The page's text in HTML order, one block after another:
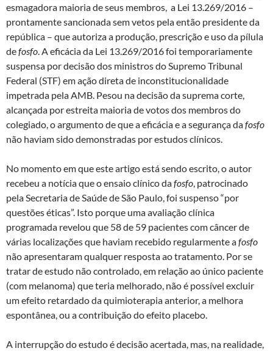
esmagadora maioria de seus membros, a Lei 13.269/2016 –
prontamente sancionada sem vetos pela então presidente da
república – que autoriza a produção, prescrição e uso da pílula
defosfo. A eficácia da Lei 13.269/2016 foi temporariamente
suspensa por decisão dos ministros do Supremo Tribunal
Federal (STF) em ação direta de inconstitucionalidade
impetrada pela AMB. Pesou na decisão da suprema corte,
alcançada por estreita maioria de votos dos membros do
colegiado, o argumento de que a eficácia e a segurança dafosfo
não haviam sido demonstradas por estudos clínicos.
No momento em que este artigo está sendo escrito, o autor
recebeu a notícia que o ensaio clínico dafosfo, patrocinado
pela Secretaria de Saúde de São Paulo, foi suspenso “por
questões éticas”. Isto porque uma avaliação clínica
programada revelou que 58 de 59 pacientes com câncer de
várias localizações que haviam recebido regularmente afosfo
não apresentaram qualquer resposta ao tratamento. Por se
tratar de estudo não controlado, em relação ao único paciente
(com melanoma) que teria melhorado, não é possível excluir
um efeito retardado da quimioterapia anterior, a melhora
espontânea, ou a contribuição do efeito placebo.
A interrupção do estudo é decisão acertada, mas, na realidade,